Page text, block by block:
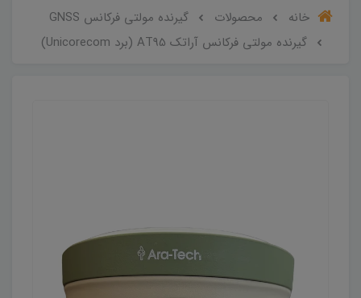
خانه محصولات
گیرنده مولتی فرکانس GNSS
گیرنده مولتی فرکانس آراتک AT95 (برد Unicorecom)